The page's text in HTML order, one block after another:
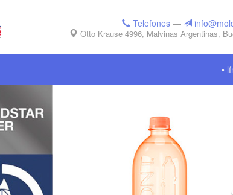
Telefones —
Otto Krause 4996, Malvinas Argentinas,
•